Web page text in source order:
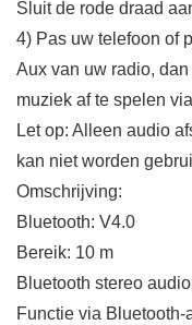
Sluit de rode draad
4) Pas uw telefoon of
Aux van uw radio,
muziek af te spelen
Let op: Alleen audio
kan niet worden
Omschrijving:
Bluetooth: V4.0
Bereik: 10 m
Bluetooth stereo
Functie via Bluetooth-